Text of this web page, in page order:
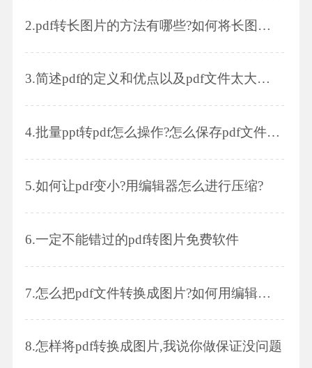
2.pdf转长图片的方法有哪些?如何将长图片输出为pdf?
3.简述pdf的定义和优点以及pdf文件太大怎么压缩
4.批量ppt转pdf怎么操作?怎么保存pdf文件内的图片
5.如何让pdf变小?用编辑器怎么进行压缩?
6.一定不能错过的pdf转图片免费软件
7.怎么把pdf文件转换成图片?如何用编辑器进行转换?
8.怎样将pdf转换成图片,我说你做保证没问题